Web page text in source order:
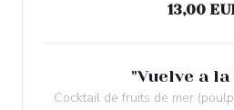
13,00
"Vuelve a
Cocktail de fruits de mer